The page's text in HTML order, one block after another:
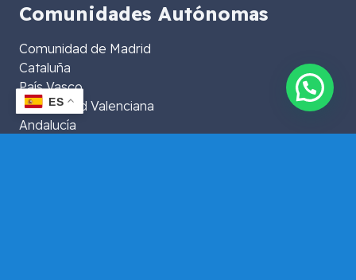
Comunidades Autónomas
Comunidad de Madrid
Cataluña
País Vasco
Comunidad Valenciana
Andalucía
ES